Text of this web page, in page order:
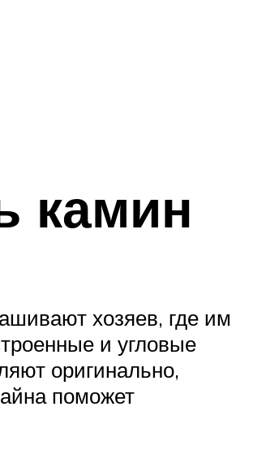
камин
хозяев, где им
и угловые
оригинально,
поможет